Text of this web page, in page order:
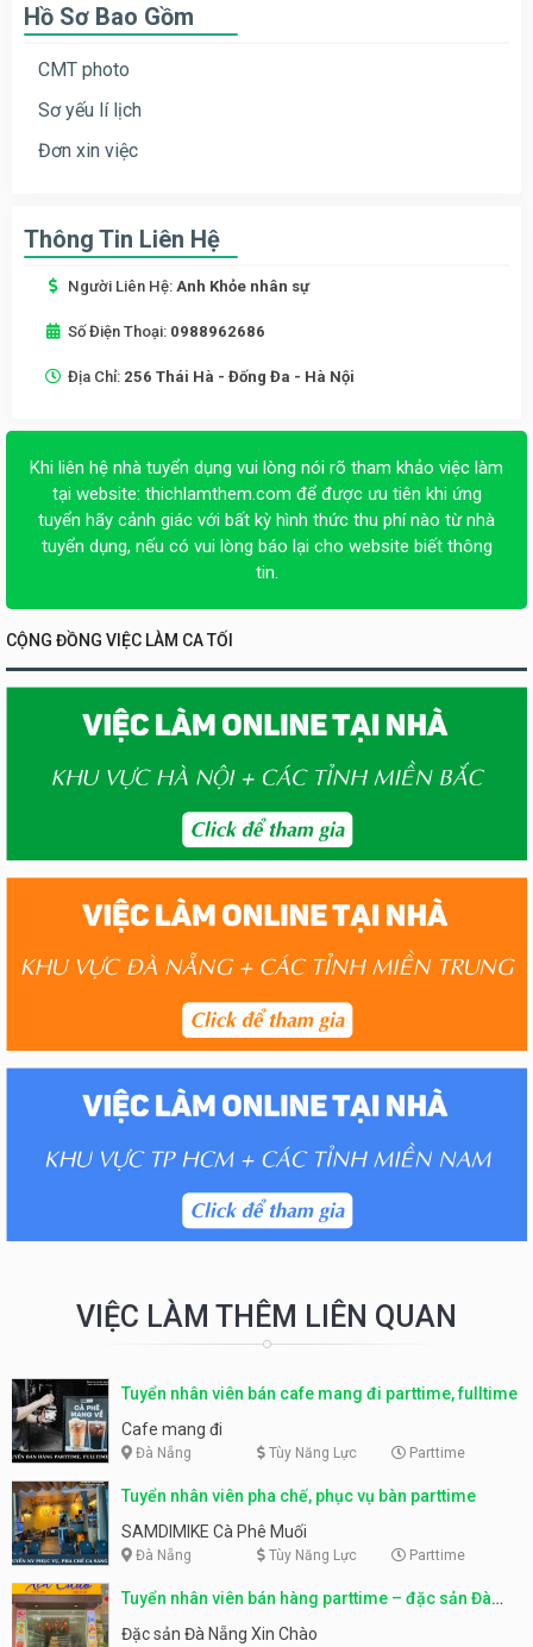
Hồ Sơ Bao Gồm
CMT photo
Sơ yếu lí lịch
Đơn xin việc
Thông Tin Liên Hệ
Người Liên Hệ: Anh Khỏe nhân sự
Số Điện Thoại: 0988962686
Địa Chỉ: 256 Thái Hà - Đống Đa - Hà Nội
Khi liên hệ nhà tuyển dụng vui lòng nói rõ tham khảo việc làm
tại website: thichlamthem.com để được ưu tiên khi ứng
tuyển hãy cảnh giác với bất kỳ hình thức thu phí nào từ nhà
tuyển dụng, nếu có vui lòng báo lại cho website biết thông
tin.
CỘNG ĐỒNG VIỆC LÀM CA TỐI
VIỆC LÀM THÊM LIÊN QUAN
Tuyển nhân viên bán cafe mang đi parttime, fulltime
Cafe mang đi
Đà Nẵng Tùy Năng Lực Parttime
Tuyển nhân viên pha chế, phục vụ bàn parttime
SAMDIMIKE Cà Phê Muối
Đà Nẵng Tùy Năng Lực Parttime
Tuyển nhân viên bán hàng parttime – đặc sản Đà
Nẵng
Đặc sản Đà Nẵng Xin Chào